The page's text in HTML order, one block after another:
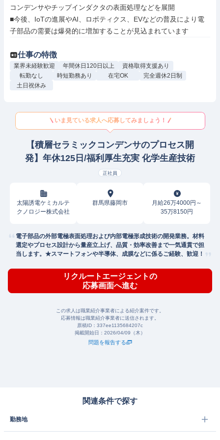
コンデンサやチップインダクタの表面処理などを展開
■今後、IoTの進展やAI、ロボティクス、EVなどの普及により電
子部品の需要は爆発的に増加することが見込まれています
仕事の特徴
業界未経験歓迎 年間休日120日以上
資格取得支援あり
転勤なし
時短勤務あり 在宅OK
完全週休2日制
土日祝休み
いま見ている求人へ応募してみましょう！
【積層セラミックコンデンサのプロセス開
発】年休125日/福利厚生充実 化学生産技術
正社員
太陽誘電ケミカルテ
クノロジー株式会社
群馬県藤岡市
月給26万4000円～
35万8150円
電子部品の外部電極表面処理および内部電極形成技術の開発業務。材料
選定やプロセス設計から量産立上げ、品質・効率改善まで一気通貫で担
当します。★スマートフォンや半導体、成膜などに係るご経験、歓迎！
リクルートエージェントの
応募画面へ進む
この求人は職業紹介事業者による紹介案件です。
応募情報は職業紹介事業者に送信されます。
原稿ID： 337ee1135684207c
掲載開始日： 2026/04/09（木）
問題を報告する
関連条件で探す
勤務地